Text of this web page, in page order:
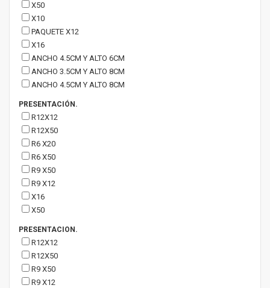
X50
X10
PAQUETE X12
X16
ANCHO 4.5CM Y ALTO 6CM
ANCHO 3.5CM Y ALTO 8CM
ANCHO 4.5CM Y ALTO 8CM
PRESENTACIÓN.
R12X12
R12X50
R6 X20
R6 X50
R9 X50
R9 X12
X16
X50
PRESENTACION.
R12X12
R12X50
R9 X50
R9 X12